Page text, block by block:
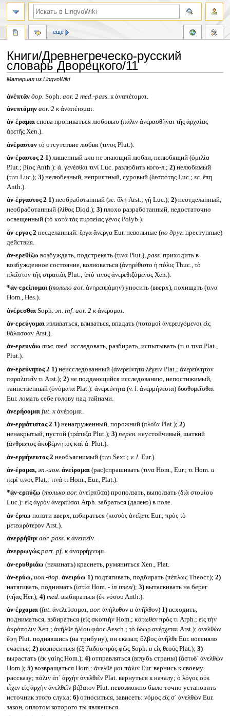
Книги/Древнегреческо-русский
словарь Дворецкого/11
Материал из LingvoWiki
Перейти
к
Перейти
к
ἀνέπτᾱν дор. Soph. aor. 2 med.-pass. к ἀναπέτομαι.
ἀνεπτόμην aor. 2 кἀναπέτομαι.
ἀν-έραμαι снова проникаться любовью (πάλιν ἀνερασθῆναι τῆς ἀρχαίας
ἀρετῆς Xen.).
ἀνέραστον τό отсутствие любви (τινος Plut.).
ἀν-έραστος 2 1)лишенный или не знающий любви, нелюбящий (ὁμιλία
Plut.; βίος Anth.): ἀ. γενέσθαι τινί Luc. разлюбить кого-л.; 2)нелюбимый
(τινι Luc.); 3)нелюбезный, неприятный, суровый (δεσπότης Luc.; sc. ἔπη
Anth.).
ἀν-έργαστος 2 1)необработанный (sc. ὕλη Arst.; γῆ Luc.); 2)неотделанный,
необработанный (λίθος Diod.); 3)плохо разработанный, недостаточно
освещенный (τὸ κατὰ τὰς πυρσείας γένος Polyb.).
ἄν-εργος 2 несделанный: ἔργα ἄνεργα Eur. невольные (по друг. преступные)
действия.
ἀν-ερεθίζω возбуждать, подстрекать (τινά Plut.), pass. приходить в
возбужденное состояние, волноваться (ἀνηρέθιστο ἡ πόλις Thuc., τὸ
πλεῖστον τῆς στρατιᾶς Plut.; ὑπό τινος ἀνερεθιζόμενος Xen.).
*ἀν-ερείπομαι (только aor. ἀνηρειψάμην) уносить (вверх), похищать (τινα
Hom., Hes.).
ἀνέρεσθαι Soph. эп. inf. aor. 2 кἀνέρομαι.
ἀν-ερεύγομαι изливаться, вливаться, впадать (ποταμοὶ ἀνερευγόμενοι εἰς
θάλασσαν Arst.).
ἀν-ερευνάω тж. med. исследовать, разбирать, испытывать (τι и τινα Plat.,
Plut.).
ἀν-ερεύνητος 2 1)неисследованный (ἀνερεύνητα λέγειν Plat.; ἀνερεύνητον
παραλιπεῖν τι Arst.); 2)не поддающийся исследованию, непостижимый,
таинственный (ὀνόματα Plat.): ἀνερεύνητα (v. l. ἀνερμήνευτα) δυσθυμεῖσθαι
Eur. ломать себе голову над тайнами.
ἀνερήσομαι fut. кἀνέρομαι.
ἀν-ερμάτιστος 2 1)ненагруженный, порожний (πλοῖα Plat.); 2)
ненакрытый, пустой (τράπεζα Plut.); 3) перен. неустойчивый, шаткий
(ἄνθρωπος ἀκυβέρνητος καὶ ἀ. Plut.).
ἀν-ερμήνευτος 2 необъяснимый (τινι Sext.; v. l. Eur.).
ἀν-έρομαι, эп.-ион. ἀνείρομαι (рас)спрашивать (τινα Hom., Eur.; τι Hom. и
περί τινος Plat.; τινά τι Hom., Eur., Plat.).
*ἀν-ερπύζω (только aor. ἀνείρπῠσα) проползать, выползать (διὰ στομίου
Luc.): εἰς ἀγρὸν ἀνερπύσαι Arph. забраться (далеко) в поле.
ἀν-έρπω ползти вверх, взбираться (κισσὸς ἀνεῖρπε Eur.; πρὸς τὸ
μετεωρότερον Arst.).
ἀνερρήθην aor. pass. кἀνειπεῖν.
ἀνερρωγώς part. pf. кἀναρρήγνυμι.
ἀν-ερυθριάω (начинать) краснеть, румяниться Xen., Plat.
ἀν-ερύω, ион.-дор. ἀνειρύω 1)подтягивать, подбирать (πέπλως Theocr.); 2)
натягивать, поднимать (ἱστία Hom. - in tmesi); 3)вытаскивать на берег
(νῆας Her.); 4) med. выбираться (ἐκ νόσου Anth.).
ἀν-έρχομαι (fut. ἀνελεύσομαι, aor. ἀνήλυθον и ἀνῆλθον) 1)всходить,
подниматься, взбираться (εἰς σκοπιήν Hom.; κάτωθεν πρός τι Arph.; εἰς τὴν
ἀκρόπολιν Xen.; ἀνῆλθε ἡλίου φάος Aesch.; τὸ ὕδωρ ανέρχεται Arst.): ἀνελθὼν
ἔφη Plut. поднявшись (на трибуну), он сказал; ὄλβος ἀνῆλθε Eur. воссияло
счастье; 2)возноситься (ἐξ Ἃιδου πρὸς φῶς Soph. и εἰς θεούς Plat.); 3)
вырастать (ἐκ γαίης Hom.); 4)отправляться (вглубь страны) (ἄστυδ᾽ ἀνελθών
Hom.); 5)возвращаться Hom.: ἄνελθέ μοι πάλιν Eur. вернись к своему
рассказу; πάλιν ἐπ᾽ ἀρχὴν ἀνελθεῖν Plat. вернуться к началу; ὁ λόγος οὐκ
εἶχεν εἰς ἀρχὴν ἀνελθεῖν βέβαιον Plut. невозможно было точно установить
источник этого слуха; 6)относиться, зависеть: νόμος εἴς σ᾽ ἀνελθών Eur.
закон, оплотом которого ты являешься.
ещё